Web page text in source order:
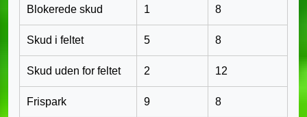
Blokerede skud 1 8
Skud i feltet 5 8
Skud uden for feltet 2 12
Frispark 9 8